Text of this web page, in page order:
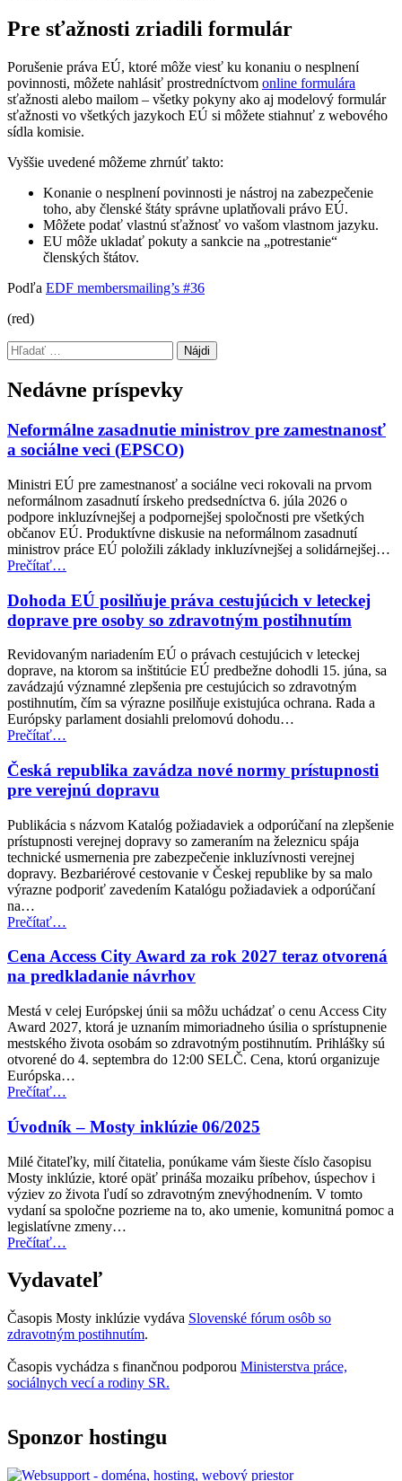
Pre sťažnosti zriadili formulár
Porušenie práva EÚ, ktoré môže viesť ku konaniu o nesplnení
povinnosti, môžete nahlásiť prostredníctvom online formulára
sťažnosti alebo mailom – všetky pokyny ako aj modelový formulár
sťažnosti vo všetkých jazykoch EÚ si môžete stiahnuť z webového
sídla komisie.
Vyššie uvedené môžeme zhrnúť takto:
Konanie o nesplnení povinnosti je nástroj na zabezpečenie
toho, aby členské štáty správne uplatňovali právo EÚ.
Môžete podať vlastnú sťažnosť vo vašom vlastnom jazyku.
EU môže ukladať pokuty a sankcie na „potrestanie“
členských štátov.
Podľa EDF membersmailing’s #36
(red)
Preskočiť
späť
na
hlavnú
Hľadať:
Nedávne príspevky
Neformálne zasadnutie ministrov pre zamestnanosť
a sociálne veci (EPSCO)
Ministri EÚ pre zamestnanosť a sociálne veci rokovali na prvom
neformálnom zasadnutí írskeho predsedníctva 6. júla 2026 o
podpore inkluzívnejšej a podpornejšej spoločnosti pre všetkých
občanov EÚ. Produktívne diskusie na neformálnom zasadnutí
ministrov práce EÚ položili základy inkluzívnejšej a solidárnejšej…
Prečítať“Neformálne
ministrov
pre
zamestnanosť
sociálne
veci
(EPSCO)”
…
Dohoda EÚ posilňuje práva cestujúcich v leteckej
doprave pre osoby so zdravotným postihnutím
Revidovaným nariadením EÚ o právach cestujúcich v leteckej
doprave, na ktorom sa inštitúcie EÚ predbežne dohodli 15. júna, sa
zavádzajú významné zlepšenia pre cestujúcich so zdravotným
postihnutím, čím sa výrazne posilňuje existujúca ochrana. Rada a
Európsky parlament dosiahli prelomovú dohodu…
Prečítať“Dohoda
posilňuje
práva
cestujúcich
leteckej
doprave
pre
osoby
so
postihnutím”
…
Česká republika zavádza nové normy prístupnosti
pre verejnú dopravu
Publikácia s názvom Katalóg požiadaviek a odporúčaní na zlepšenie
prístupnosti verejnej dopravy so zameraním na železnicu spája
technické usmernenia pre zabezpečenie inkluzívnosti verejnej
dopravy. Bezbariérové cestovanie v Českej republike by sa malo
výrazne podporiť zavedením Katalógu požiadaviek a odporúčaní
na…
Prečítať“Česká
zavádza
nové
normy
prístupnosti
pre
verejnú
dopravu”
…
Cena Access City Award za rok 2027 teraz otvorená
na predkladanie návrhov
Mestá v celej Európskej únii sa môžu uchádzať o cenu Access City
Award 2027, ktorá je uznaním mimoriadneho úsilia o sprístupnenie
mestského života osobám so zdravotným postihnutím. Prihlášky sú
otvorené do 4. septembra do 12:00 SELČ. Cena, ktorú organizuje
Európska…
Prečítať“Cena
City
Award
za
rok
2027
teraz
otvorená
na
predkladanie
návrhov”
…
Úvodník – Mosty inklúzie 06/2025
Milé čitateľky, milí čitatelia, ponúkame vám šieste číslo časopisu
Mosty inklúzie, ktoré opäť prináša mozaiku príbehov, úspechov i
výziev zo života ľudí so zdravotným znevýhodnením. V tomto
vydaní sa spoločne pozrieme na to, ako umenie, komunitná pomoc a
legislatívne zmeny…
Prečítať“Úvodník
Mosty
inklúzie
…
Vydavateľ
Časopis Mosty inklúzie vydáva Slovenské fórum osôb so
zdravotným postihnutím.
Časopis vychádza s finančnou podporou Ministerstva práce,
sociálnych vecí a rodiny SR.
Sponzor hostingu